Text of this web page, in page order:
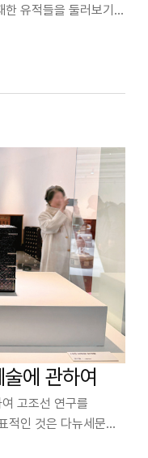
유적들을 둘러보기
왔다. 이번 여행은
에 관하여
고조선 연구를
적인 것은 다뉴세문경
·비파형 동검·고인돌